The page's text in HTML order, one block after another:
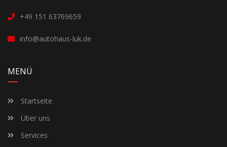
+49 151 63769659
info@autohaus-luk.de
MENÜ
Startseite
Über uns
Services